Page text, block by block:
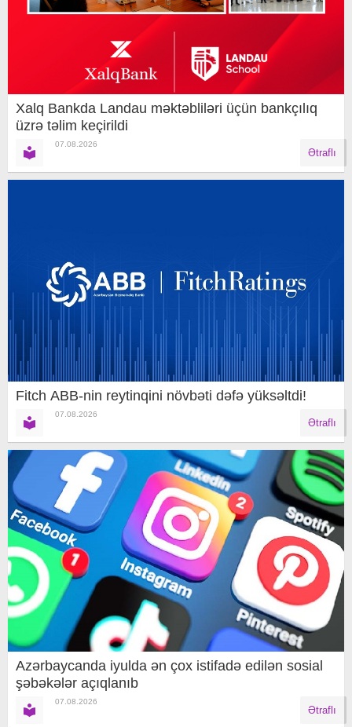
Xalq Bankda Landau məktəbliləri üçün bankçılıq
üzrə təlim keçirildi
07.08.2026
Ətraflı
Fitch ABB-nin reytinqini növbəti dəfə yüksəltdi!
07.08.2026
Ətraflı
Azərbaycanda iyulda ən çox istifadə edilən sosial
şəbəkələr açıqlanıb
07.08.2026
Ətraflı